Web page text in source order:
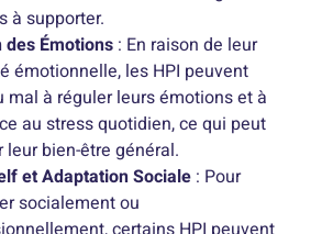
à supporter.
des Émotions : En raison de leur
émotionnelle, les HPI peuvent
mal à réguler leurs émotions et à
au stress quotidien, ce qui peut
leur bien-être général.
et Adaptation Sociale : Pour
socialement ou